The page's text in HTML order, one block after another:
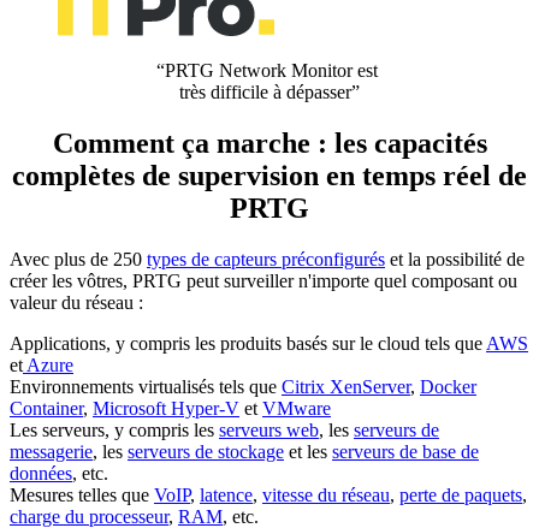
“PRTG Network Monitor est
très difficile à dépasser”
Comment ça marche : les capacités
complètes de supervision en temps réel de
PRTG
Avec plus de 250 types de capteurs préconfigurés et la possibilité de
créer les vôtres, PRTG peut surveiller n'importe quel composant ou
valeur du réseau :
Applications, y compris les produits basés sur le cloud tels que AWS
et Azure
Environnements virtualisés tels que Citrix XenServer, Docker
Container, Microsoft Hyper-V et VMware
Les serveurs, y compris les serveurs web, les serveurs de
messagerie, les serveurs de stockage et les serveurs de base de
données, etc.
Mesures telles que VoIP, latence, vitesse du réseau, perte de paquets,
charge du processeur, RAM, etc.